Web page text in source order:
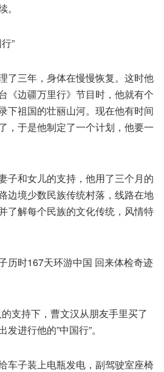
”
了三年，身体在慢慢恢复。这时他
《边疆万里行》节目时，他就有个
下祖国的壮丽山河。现在他有时间
，于是他制定了一个计划，他要一
子和女儿的支持，他用了三个月的
边境少数民族传统村落，线路在地
了解每个民族的文化传统，风情特
支持下，曹文汉从朋友手里买了
进行他的”中国行”。
车子装上电瓶发电，副驾驶室座椅